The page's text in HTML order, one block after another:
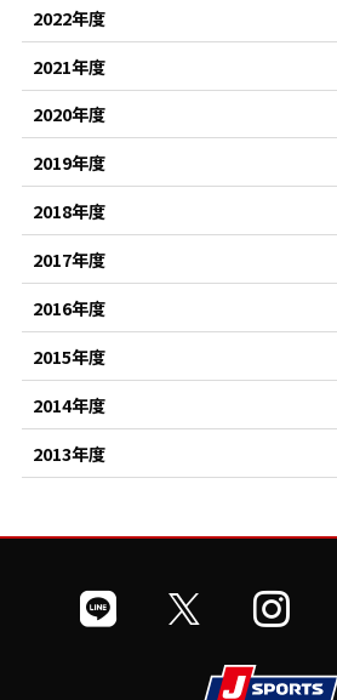
2022年度
2021年度
2020年度
2019年度
2018年度
2017年度
2016年度
2015年度
2014年度
2013年度